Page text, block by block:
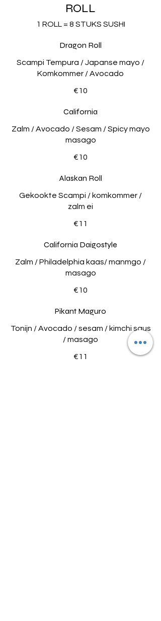
ROLL
1 ROLL = 8 STUKS SUSHI
Dragon Roll
Scampi Tempura / Japanse mayo /
Komkommer / Avocado
€10
California
Zalm / Avocado / Sesam / Spicy mayo
masago
€10
Alaskan Roll
Gekookte Scampi / komkommer /
zalm ei
€11
California Daigostyle
Zalm / Philadelphia kaas/ manmgo /
masago
€10
Pikant Maguro
Tonijn / Avocado / sesam / kimchi saus
/ masago
€11